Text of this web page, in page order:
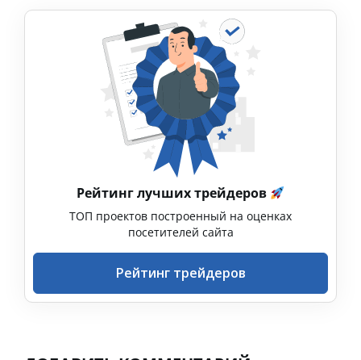
Рейтинг лучших трейдеров
ТОП проектов построенный на оценках
посетителей сайта
Рейтинг трейдеров